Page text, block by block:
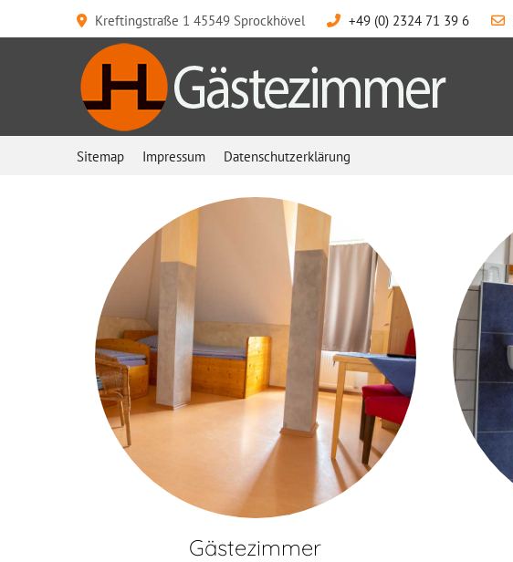
Kreftingstraße 1 45549 Sprockhövel +49 (0) 2324 71 39 6
Sitemap Impressum Datenschutzerklärung
Gästezimmer